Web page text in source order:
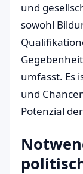
und
sowohl
umfasst. Es
und
Potenzial